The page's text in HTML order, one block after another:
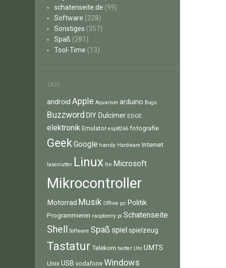
schatenseite.de (99)
Software (228)
Sonstiges (357)
Spaß (281)
Tool-Time (13)
TAGS
android Apple Aquarium arduino Bugs
Buzzword DIY Dulcimer EDGE
elektronik Emulator esp8266 fotografie
GeekGoogle handy Hardware Internet
lasercutter Linux lte Microsoft
Mikrocontroller
Motorrad Musik Offline pc Politik
Programmieren raspberry pi Schatenseite
Shell Software Spaß spiel spielzeug
Tastatur Telekom twitter Uhr UMTS
Unix USB vodafone Windows